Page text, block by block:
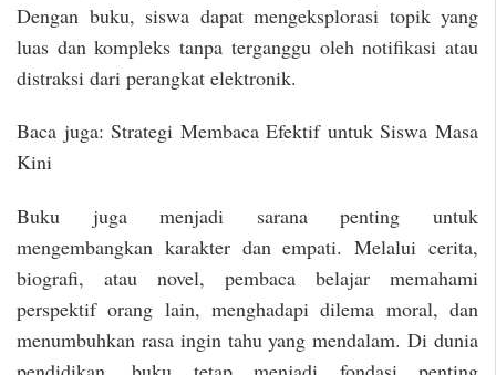
Dengan buku, siswa dapat mengeksplorasi topik yang
luas dan kompleks tanpa terganggu oleh notifikasi atau
distraksi dari perangkat elektronik.
Baca juga: Strategi Membaca Efektif untuk Siswa Masa
Kini
Buku juga menjadi sarana penting untuk
mengembangkan karakter dan empati. Melalui cerita,
biografi, atau novel, pembaca belajar memahami
perspektif orang lain, menghadapi dilema moral, dan
menumbuhkan rasa ingin tahu yang mendalam. Di dunia